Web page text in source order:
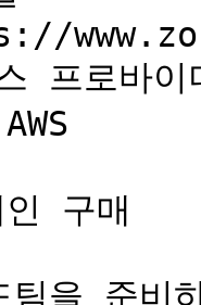
프로바이
구매
을 준비